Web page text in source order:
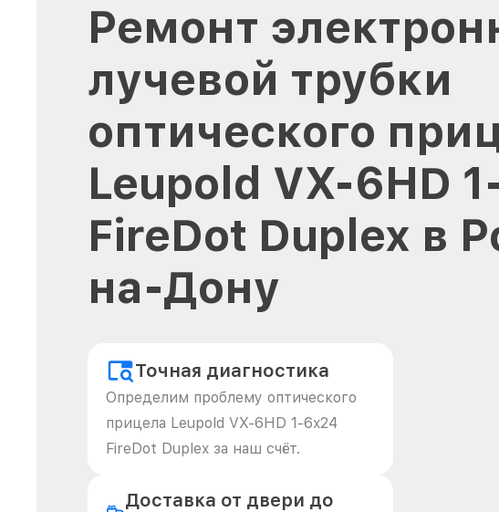
Ремонт
лучевой трубки
оптического
Leupold VX-6HD
FireDot Duplex в
на-Дону
Точная диагностика
Определим проблему оптического
прицела Leupold VX-6HD 1-6x24
FireDot Duplex за наш счёт.
Доставка от двери до